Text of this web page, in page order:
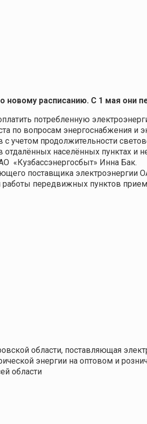
новому расписанию. С 1 мая они
потребленную
по вопросам энергоснабжения и
учетом продолжительности
населённых пунктах и
«Кузбассэнергосбыт» Инна Бак.
поставщика электроэнергии
передвижных пунктов
области, поставляющая
энергии на оптовом и
области